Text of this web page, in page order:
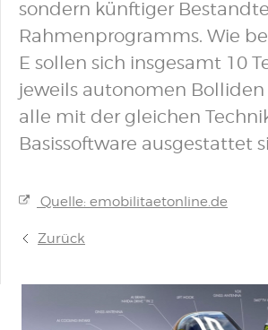
sondern künftiger
Rahmenprogramms. Wie
E sollen sich insgesamt 10
jeweils autonomen Bolliden
alle mit der gleichen
Basissoftware ausgestattet
Quelle: emobilitaetonline.de
Zurück